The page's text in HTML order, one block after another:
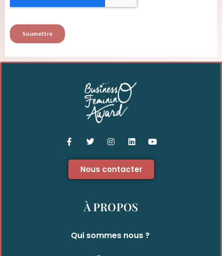
Nous contacter
À PROPOS
Qui sommes nous ?